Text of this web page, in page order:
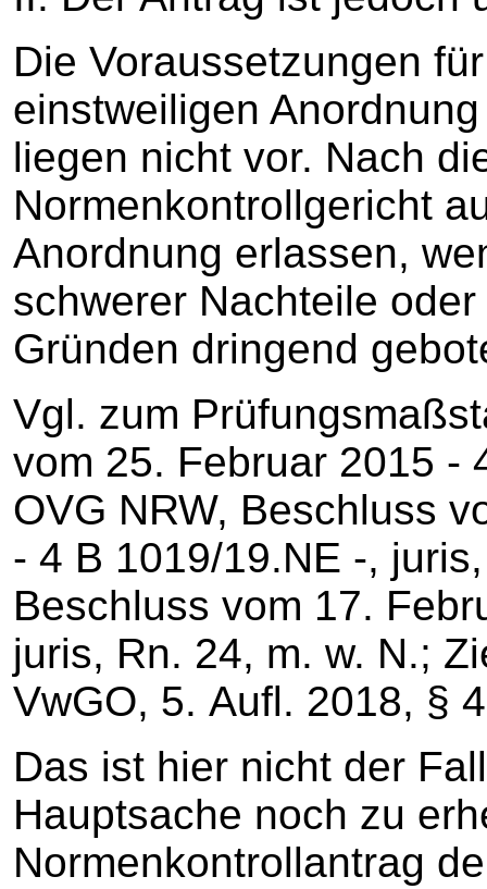
Die Voraussetzungen
einstweiligen
liegen nicht vor. Nach
Normenkontrollgericht
Anordnung erlassen,
schwerer Nachteile
Gründen dringend
Vgl. zum
vom 25. Februar 2015 ‑
OVG NRW, Beschluss
‑ 4 B 1019/19.NE ‑,
Beschluss vom 17.
juris, Rn. 24, m. w. N.;
VwGO, 5. Aufl. 2018, §
Das ist hier nicht der
Hauptsache noch zu
Normenkontrollantrag